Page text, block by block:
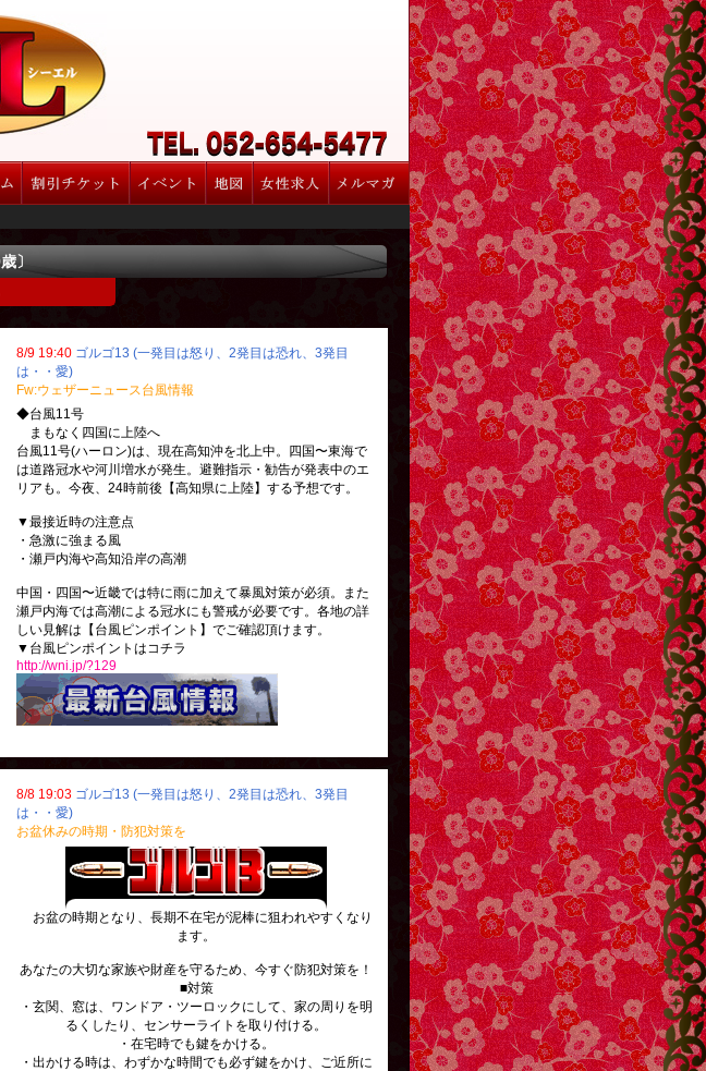
〕
8/9 19:40 ゴルゴ13 (一発目は怒り、2発目は恐れ、3発目
は・・愛)
Fw:ウェザーニュース台風情報
◆台風11号
まもなく四国に上陸へ
台風11号(ハーロン)は、現在高知沖を北上中。四国〜東海で
は道路冠水や河川増水が発生。避難指示・勧告が発表中のエ
リアも。今夜、24時前後【高知県に上陸】する予想です。
▼最接近時の注意点
・急激に強まる風
・瀬戸内海や高知沿岸の高潮
中国・四国〜近畿では特に雨に加えて暴風対策が必須。また
瀬戸内海では高潮による冠水にも警戒が必要です。各地の詳
しい見解は【台風ピンポイント】でご確認頂けます。
▼台風ピンポイントはコチラ
http://wni.jp/?129
8/8 19:03 ゴルゴ13 (一発目は怒り、2発目は恐れ、3発目
は・・愛)
お盆休みの時期・防犯対策を
お盆の時期となり、長期不在宅が泥棒に狙われやすくなり
ます。
あなたの大切な家族や財産を守るため、今すぐ防犯対策を！
■対策
・玄関、窓は、ワンドア・ツーロックにして、家の周りを明
るくしたり、センサーライトを取り付ける。
・在宅時でも鍵をかける。
・出かける時は、わずかな時間でも必ず鍵をかけ、ご近所に